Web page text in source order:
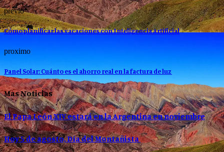
previo
Cómo planificar las vacaciones con Inteligencia Artificial
proximo
Panel Solar: Cuánto es el ahorro real en la factura de luz
Mas Noticias
El Papa León XIV estará en la Argentina en noviembre
Hoy 5 de agosto, Día del Montañista